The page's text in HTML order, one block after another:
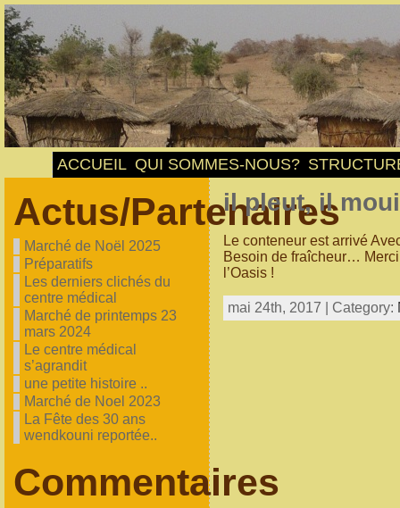
ACCUEIL QUI SOMMES-NOUS?
Actus/Partenaires
Marché de Noël 2025
Préparatifs
Les derniers clichés du
centre médical
Marché de printemps 23
mars 2024
Le centre médical
s’agrandit
une petite histoire ..
Marché de Noel 2023
La Fête des 30 ans
wendkouni reportée..
Commentaires
il pleut, il
Le conteneur est arrivé
Besoin de fraîcheur…
l’Oasis !
mai 24th, 2017 | Category: